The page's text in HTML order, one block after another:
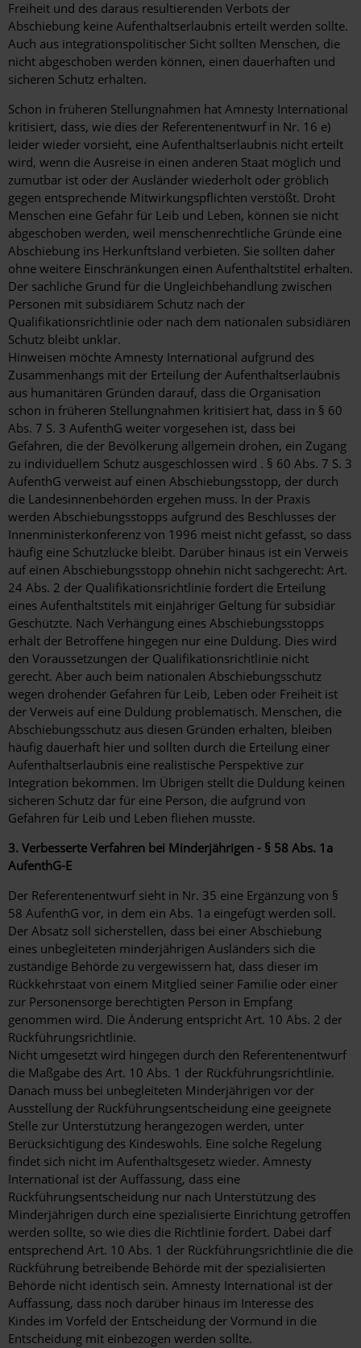
Freiheit und des daraus resultierenden Verbots der
Abschiebung keine Aufenthaltserlaubnis erteilt werden sollte.
Auch aus integrationspolitischer Sicht sollten Menschen, die
nicht abgeschoben werden können, einen dauerhaften und
sicheren Schutz erhalten.
Schon in früheren Stellungnahmen hat Amnesty International
kritisiert, dass, wie dies der Referentenentwurf in Nr. 16 e)
leider wieder vorsieht, eine Aufenthaltserlaubnis nicht erteilt
wird, wenn die Ausreise in einen anderen Staat möglich und
zumutbar ist oder der Ausländer wiederholt oder gröblich
gegen entsprechende Mitwirkungspflichten verstößt. Droht
Menschen eine Gefahr für Leib und Leben, können sie nicht
abgeschoben werden, weil menschenrechtliche Gründe eine
Abschiebung ins Herkunftsland verbieten. Sie sollten daher
ohne weitere Einschränkungen einen Aufenthaltstitel erhalten.
Der sachliche Grund für die Ungleichbehandlung zwischen
Personen mit subsidiärem Schutz nach der
Qualifikationsrichtlinie oder nach dem nationalen subsidiären
Schutz bleibt unklar.
Hinweisen möchte Amnesty International aufgrund des
Zusammenhangs mit der Erteilung der Aufenthaltserlaubnis
aus humanitären Gründen darauf, dass die Organisation
schon in früheren Stellungnahmen kritisiert hat, dass in § 60
Abs. 7 S. 3 AufenthG weiter vorgesehen ist, dass bei
Gefahren, die der Bevölkerung allgemein drohen, ein Zugang
zu individuellem Schutz ausgeschlossen wird . § 60 Abs. 7 S. 3
AufenthG verweist auf einen Abschiebungsstopp, der durch
die Landesinnenbehörden ergehen muss. In der Praxis
werden Abschiebungsstopps aufgrund des Beschlusses der
Innenministerkonferenz von 1996 meist nicht gefasst, so dass
häufig eine Schutzlücke bleibt. Darüber hinaus ist ein Verweis
auf einen Abschiebungsstopp ohnehin nicht sachgerecht: Art.
24 Abs. 2 der Qualifikationsrichtlinie fordert die Erteilung
eines Aufenthaltstitels mit einjähriger Geltung für subsidiär
Geschützte. Nach Verhängung eines Abschiebungsstopps
erhält der Betroffene hingegen nur eine Duldung. Dies wird
den Voraussetzungen der Qualifikationsrichtlinie nicht
gerecht. Aber auch beim nationalen Abschiebungsschutz
wegen drohender Gefahren für Leib, Leben oder Freiheit ist
der Verweis auf eine Duldung problematisch. Menschen, die
Abschiebungsschutz aus diesen Gründen erhalten, bleiben
häufig dauerhaft hier und sollten durch die Erteilung einer
Aufenthaltserlaubnis eine realistische Perspektive zur
Integration bekommen. Im Übrigen stellt die Duldung keinen
sicheren Schutz dar für eine Person, die aufgrund von
Gefahren für Leib und Leben fliehen musste.
3. Verbesserte Verfahren bei Minderjährigen - § 58 Abs. 1a
AufenthG-E
Der Referentenentwurf sieht in Nr. 35 eine Ergänzung von §
58 AufenthG vor, in dem ein Abs. 1a eingefügt werden soll.
Der Absatz soll sicherstellen, dass bei einer Abschiebung
eines unbegleiteten minderjährigen Ausländers sich die
zuständige Behörde zu vergewissern hat, dass dieser im
Rückkehrstaat von einem Mitglied seiner Familie oder einer
zur Personensorge berechtigten Person in Empfang
genommen wird. Die Änderung entspricht Art. 10 Abs. 2 der
Rückführungsrichtlinie.
Nicht umgesetzt wird hingegen durch den Referentenentwurf
die Maßgabe des Art. 10 Abs. 1 der Rückführungsrichtlinie.
Danach muss bei unbegleiteten Minderjährigen vor der
Ausstellung der Rückführungsentscheidung eine geeignete
Stelle zur Unterstützung herangezogen werden, unter
Berücksichtigung des Kindeswohls. Eine solche Regelung
findet sich nicht im Aufenthaltsgesetz wieder. Amnesty
International ist der Auffassung, dass eine
Rückführungsentscheidung nur nach Unterstützung des
Minderjährigen durch eine spezialisierte Einrichtung getroffen
werden sollte, so wie dies die Richtlinie fordert. Dabei darf
entsprechend Art. 10 Abs. 1 der Rückführungsrichtlinie die die
Rückführung betreibende Behörde mit der spezialisierten
Behörde nicht identisch sein. Amnesty International ist der
Auffassung, dass noch darüber hinaus im Interesse des
Kindes im Vorfeld der Entscheidung der Vormund in die
Entscheidung mit einbezogen werden sollte.